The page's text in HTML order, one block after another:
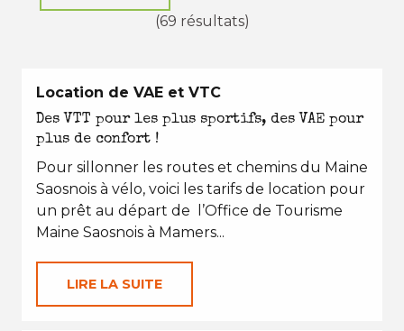
(69 résultats)
Location de VAE et VTC
Des VTT pour les plus sportifs, des VAE pour
plus de confort !
Pour sillonner les routes et chemins du Maine
Saosnois à vélo, voici les tarifs de location pour
un prêt au départ de l’Office de Tourisme
Maine Saosnois à Mamers...
LIRE LA SUITE